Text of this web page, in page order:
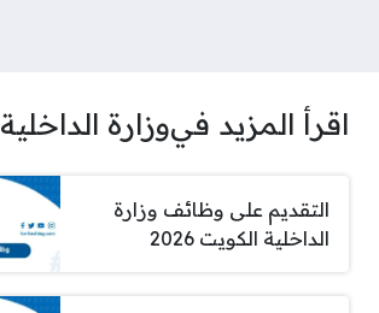
اقرأ المزيد فيوزارة الداخلية
التقديم على وظائف وزارة
الداخلية الكويت 2026